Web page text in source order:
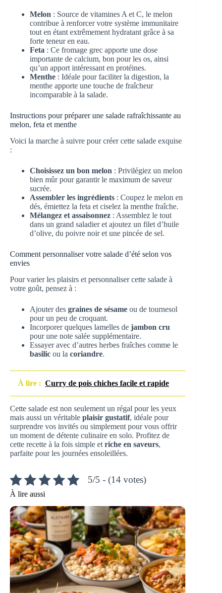
Melon : Source de vitamines A et C, le melon
contribue à renforcer votre système immunitaire
tout en étant extrêmement hydratant grâce à sa
forte teneur en eau.
Feta : Ce fromage grec apporte une dose
importante de calcium, bon pour les os, ainsi
qu’un apport intéressant en protéines.
Menthe : Idéale pour faciliter la digestion, la
menthe apporte une touche de fraîcheur
incomparable à la salade.
Instructions pour préparer une salade rafraîchissante au
melon, feta et menthe
Voici la marche à suivre pour créer cette salade exquise
:
Choisissez un bon melon : Privilégiez un melon
bien mûr pour garantir le maximum de saveur
sucrée.
Assembler les ingrédients : Coupez le melon en
dés, émiettez la feta et ciselez la menthe fraîche.
Mélangez et assaisonnez : Assemblez le tout
dans un grand saladier et ajoutez un filet d’huile
d’olive, du poivre noir et une pincée de sel.
Comment personnaliser votre salade d’été selon vos
envies
Pour varier les plaisirs et personnaliser cette salade à
votre goût, pensez à :
Ajouter des graines de sésame ou de tournesol
pour un peu de croquant.
Incorporer quelques lamelles de jambon cru
pour une note salée supplémentaire.
Essayer avec d’autres herbes fraîches comme le
basilic ou la coriandre.
À lire : Curry de pois chiches facile et rapide
Cette salade est non seulement un régal pour les yeux
mais aussi un véritable plaisir gustatif, idéale pour
surprendre vos invités ou simplement pour vous offrir
un moment de détente culinaire en solo. Profitez de
cette recette à la fois simple et riche en saveurs,
parfaite pour les journées ensoleillées.
5/5 - (14 votes)
À lire aussi